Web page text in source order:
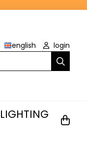
english
login
LIGHTING